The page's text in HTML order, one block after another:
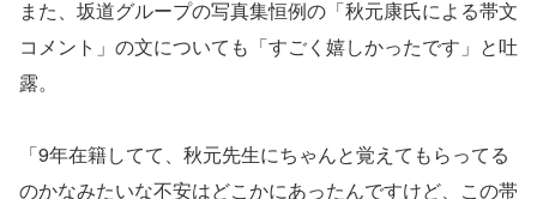
また、坂道グループの写真集恒例の「秋元康氏による帯文
コメント」の文についても「すごく嬉しかったです」と吐
露。
「9年在籍してて、秋元先生にちゃんと覚えてもらってる
のかなみたいな不安はどこかにあったんですけど、この帯